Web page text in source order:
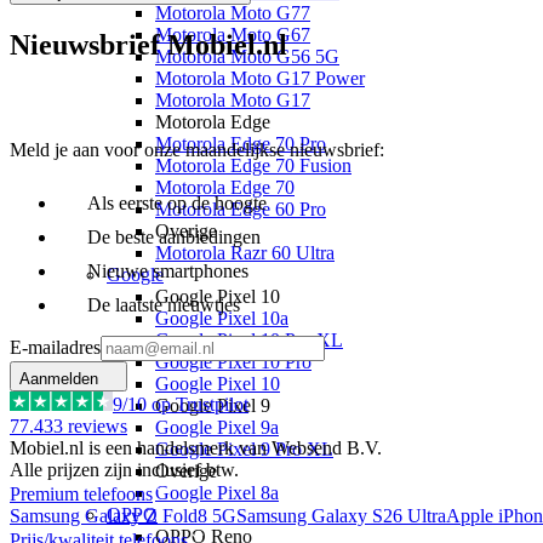
Motorola Moto G77
Motorola Moto G67
Motorola Moto G56 5G
Motorola Moto G17 Power
Motorola Moto G17
Motorola Edge
Motorola Edge 70 Pro
Motorola Edge 70 Fusion
Motorola Edge 70
Motorola Edge 60 Pro
Overige
Motorola Razr 60 Ultra
Google
Google Pixel 10
Google Pixel 10a
Google Pixel 10 Pro XL
Google Pixel 10 Pro
Google Pixel 10
Google Pixel 9
Google Pixel 9a
Google Pixel 9 Pro XL
Overige
Google Pixel 8a
OPPO
OPPO Reno
Nieuwsbrief Mobiel.nl
Meld je aan voor onze maandelijkse nieuwsbrief:
Als eerste op de hoogte
De beste aanbiedingen
Nieuwe smartphones
De laatste nieuwtjes
E-mailadres
Aanmelden
9/10 op Trustpilot
77.433 reviews
Mobiel.nl is een handelsmerk van Websend B.V.
Alle prijzen zijn inclusief btw.
Premium telefoons
Samsung Galaxy Z Fold8 5GSamsung Galaxy S26 UltraApple